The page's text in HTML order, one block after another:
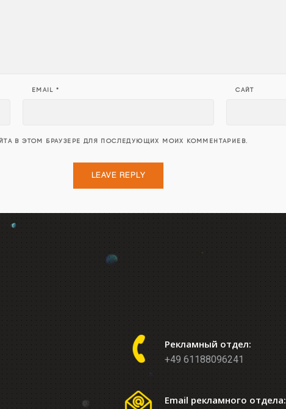
EMAIL* САЙТ
В ЭТОМ БРАУЗЕРЕ ДЛЯ ПОСЛЕДУЮЩИХ МОИХ КОММЕНТАРИЕВ.
Рекламный отдел:
+49 61188096241
Email рекламного отдела: